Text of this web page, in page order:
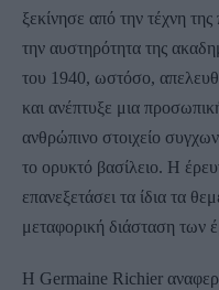
ξεκίνησε από την τέχνη
την αυστηρότητα της
του 1940, ωστόσο,
και ανέπτυξε μια
ανθρώπινο στοιχείο
το ορυκτό βασίλειο. Η
επανεξετάσει τα ίδια τα
μεταφορική διάσταση των
Η Germaine Richier